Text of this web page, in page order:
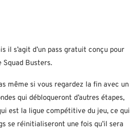
il s’agit d’un pass gratuit conçu pour
Busters.
même si vous regardez la fin avec un
qui débloqueront d’autres étapes,
est la ligue compétitive du jeu, ce qui
se réinitialiseront une fois qu’il sera